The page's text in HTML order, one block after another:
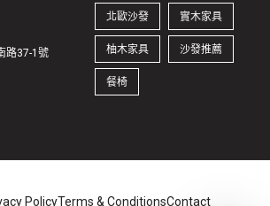
路37-1號
北歐沙發 實木家具
柚木家具 沙發推薦
餐椅
PolicyTerms & ConditionsContact